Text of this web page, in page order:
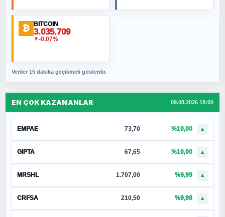
₿ BITCOIN
3.035.709
▼-0,07%
Veriler 15 dakika geçikmeli gösterilir.
EN ÇOK KAZANANLAR 09.08.2026 18:00
EMPAE 73,70 %10,00 ▲
GIPTA 67,65 %10,00 ▲
MRSHL 1.707,00 %9,99 ▲
CRFSA 210,50 %9,98 ▲